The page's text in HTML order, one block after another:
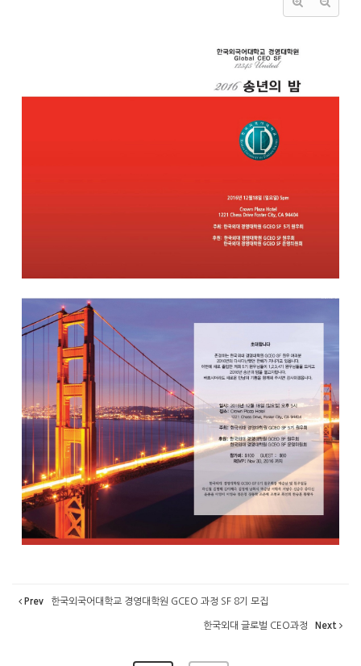
Prev 한국외국어대학교 경영대학원 GCEO 과정 SF 8기 모집
한국외대 글로벌 CEO과정 Next